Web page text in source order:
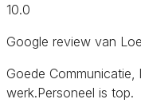
10.0
Google review van
Goede
werk.Personeel is top.